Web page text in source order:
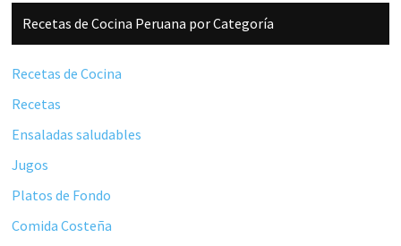
Barra
lateral
principal
Recetas de Cocina Peruana por Categoría
Recetas de Cocina
Recetas
Ensaladas saludables
Jugos
Platos de Fondo
Comida Costeña